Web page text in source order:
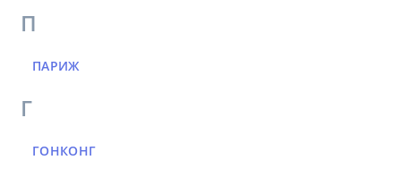
П
ПАРИЖ
Г
ГОНКОНГ